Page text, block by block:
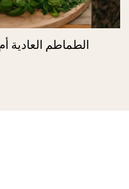
الطماطم العادية